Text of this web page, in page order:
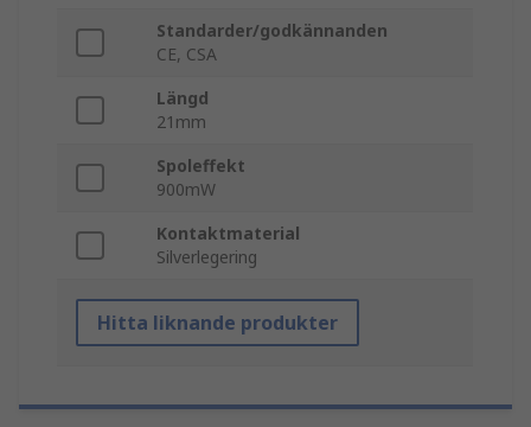
Standarder/godkännanden
CE, CSA
Längd
21mm
Spoleffekt
900mW
Kontaktmaterial
Silverlegering
Hitta liknande produkter